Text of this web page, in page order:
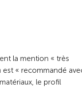
la mention « très
« recommandé
le profil